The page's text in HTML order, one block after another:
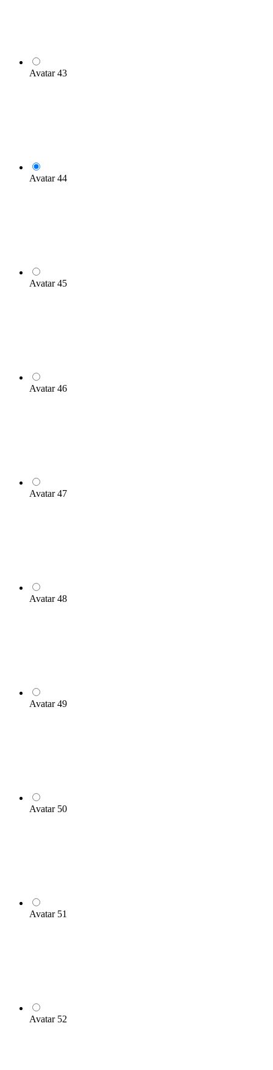
Avatar 43
Avatar 44
Avatar 45
Avatar 46
Avatar 47
Avatar 48
Avatar 49
Avatar 50
Avatar 51
Avatar 52